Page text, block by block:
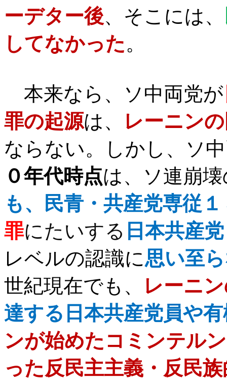
ーデター後、そこには、
してなかった。
本来なら、ソ中両党が
罪の起源は、
レーニン
ならない。しかし、ソ
０年代時点は、ソ連崩
も、民青・共産党専従
罪にたいする 日本共産
レベルの認識に思い至
世紀現在でも、
レーニ
達する日本共産党員や
ンが始めたコミンテルン
った反民主主義・反民